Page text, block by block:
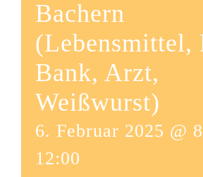
Bachern
(Lebensmittel,
Bank, Arzt,
Weißwurst)
6. Februar 2025 @
12:00